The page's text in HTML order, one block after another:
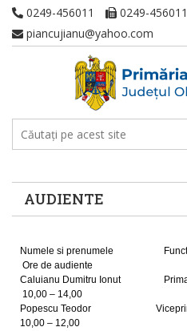
0249-456011
0249-456011
piancujianu@yahoo.com
AUDIENTE
Numele si prenumele
Ore de audiente
Caluianu Dumitru
10,00 – 14,00
Popescu Teodor
10,00 – 12,00